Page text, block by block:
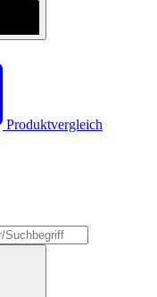
Produktvergleich